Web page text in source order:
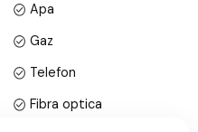
astfel:
Apa
Gaz
Telefon
Fibra optica